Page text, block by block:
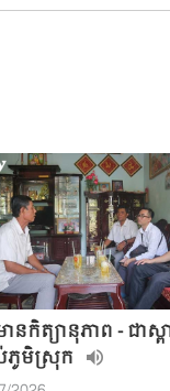
ានកិត្យានុភាព - ជាស្
ភូមិស្រុក